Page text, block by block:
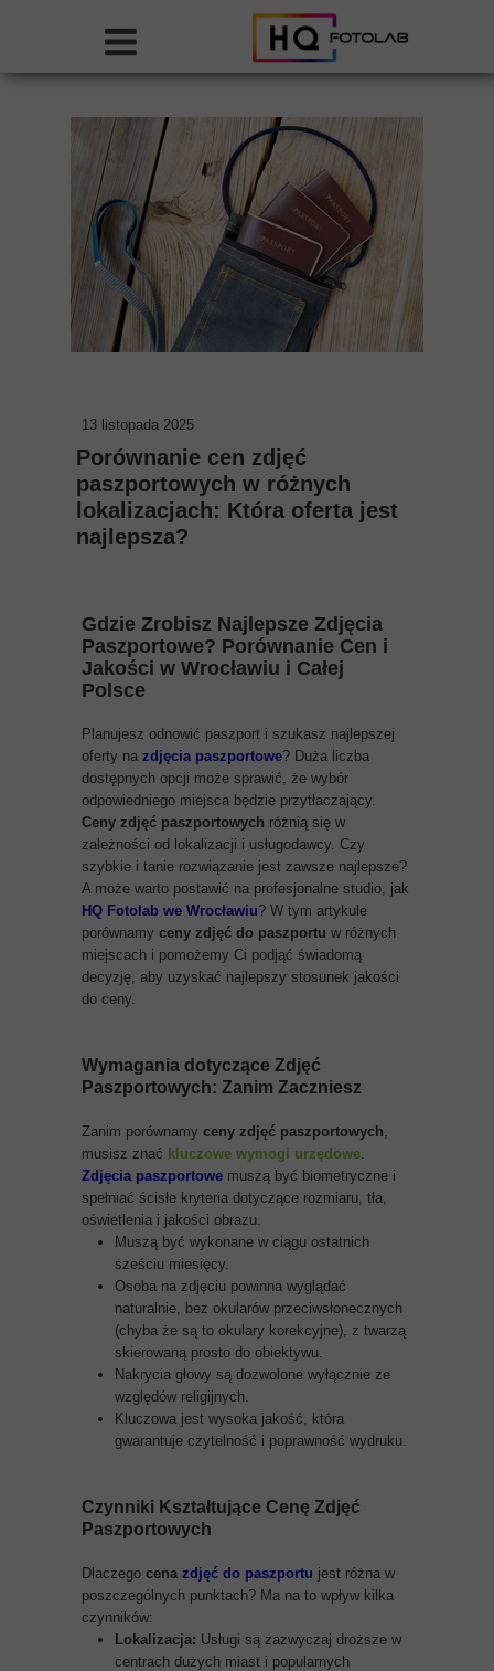
13 listopada 2025
Porównanie cen zdjęć
paszportowych w różnych
lokalizacjach: Która oferta jest
najlepsza?
Gdzie Zrobisz Najlepsze Zdjęcia
Paszportowe? Porównanie Cen i
Jakości w Wrocławiu i Całej
Polsce
Planujesz odnowić paszport i szukasz najlepszej
oferty na zdjęcia paszportowe? Duża liczba
dostępnych opcji może sprawić, że wybór
odpowiedniego miejsca będzie przytłaczający.
Ceny zdjęć paszportowych różnią się w
zależności od lokalizacji i usługodawcy. Czy
szybkie i tanie rozwiązanie jest zawsze najlepsze?
A może warto postawić na profesjonalne studio, jak
HQ Fotolab we Wrocławiu? W tym artykule
porównamy ceny zdjęć do paszportu w różnych
miejscach i pomożemy Ci podjąć świadomą
decyzję, aby uzyskać najlepszy stosunek jakości
do ceny.
Wymagania dotyczące Zdjęć
Paszportowych: Zanim Zaczniesz
Zanim porównamy ceny zdjęć paszportowych,
musisz znać kluczowe wymogi urzędowe.
Zdjęcia paszportowe muszą być biometryczne i
spełniać ścisłe kryteria dotyczące rozmiaru, tła,
oświetlenia i jakości obrazu.
Muszą być wykonane w ciągu ostatnich
sześciu miesięcy.
Osoba na zdjęciu powinna wyglądać
naturalnie, bez okularów przeciwsłonecznych
(chyba że są to okulary korekcyjne), z twarzą
skierowaną prosto do obiektywu.
Nakrycia głowy są dozwolone wyłącznie ze
względów religijnych.
Kluczowa jest wysoka jakość, która
gwarantuje czytelność i poprawność wydruku.
Czynniki Kształtujące Cenę Zdjęć
Paszportowych
Dlaczego cena zdjęć do paszportu jest różna w
poszczególnych punktach? Ma na to wpływ kilka
czynników:
Lokalizacja: Usługi są zazwyczaj droższe w
centrach dużych miast i popularnych